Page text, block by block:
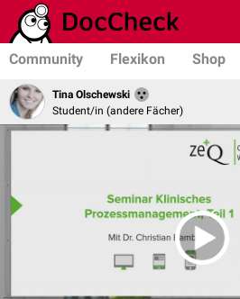
Community Flexikon Shop
Tina Olschewski
Student/in (andere Fächer)